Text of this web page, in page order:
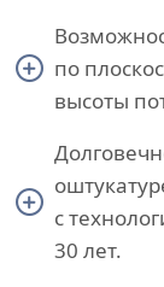
по
высоты
с
30 лет.